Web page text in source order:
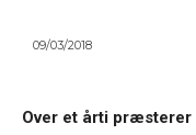
09/03/2018
Over et årti præsterer